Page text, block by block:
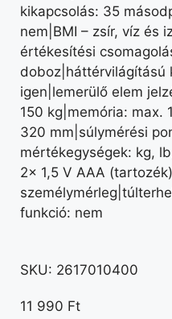
kikapcsolás: 35
nem|BMI – zsír, víz és
értékesítési
doboz|háttérvilágítású
igen|lemerülő elem
150 kg|memória:
320 mm|súlymérési
mértékegységek: kg,
2× 1,5 V AAA
funkció: nem
SKU: 2617010400
11 990 Ft